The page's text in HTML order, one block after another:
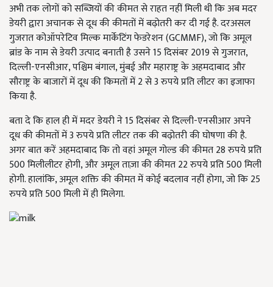
अभी तक लोगों को सब्जियों की कीमत से राहत नहीं मिली थी कि अब मदर
डेयरी द्वारा अचानक से दूध की कीमतों में बढ़ोतरी कर दी गई है. दरअसल
गुजरात कोऑपरेटिव मिल्क मार्केटिंग फेडरेशन (GCMMF), जो कि अमूल
ब्रांड के नाम से डेयरी उत्पाद बनाती है उसने 15 दिसंबर 2019 से गुजरात,
दिल्ली-एनसीआर, पश्चिम बंगाल, मुंबई और महाराष्ट्र के अहमदाबाद और
सौराष्ट्र के बाजारों में दूध की किमतों में 2 से 3 रुपये प्रति लीटर का इजाफा
किया है.
बता दे कि हाल ही में मदर डेयरी ने 15 दिसंबर से दिल्ली-एनसीआर अपने
दूध की कीमतों में 3 रुपये प्रति लीटर तक की बढ़ोतरी की घोषणा की है.
अगर बात करें अहमदाबाद कि तो वहां अमूल गोल्ड की कीमत 28 रुपये प्रति
500 ​​मिलीलीटर होगी, और अमूल ताज़ा की कीमत 22 रुपये प्रति 500 ​​मिली
होगी. हालांकि, अमूल शक्ति की कीमत में कोई बदलाव नहीं होगा, जो कि 25
रुपये प्रति 500 ​​मिली में ही मिलेगा.